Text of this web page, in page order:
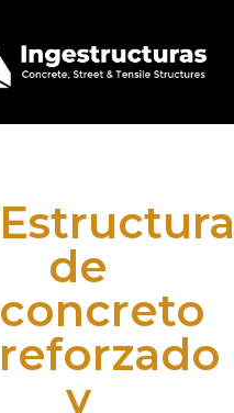
Estructura
de
concreto
reforzado
y